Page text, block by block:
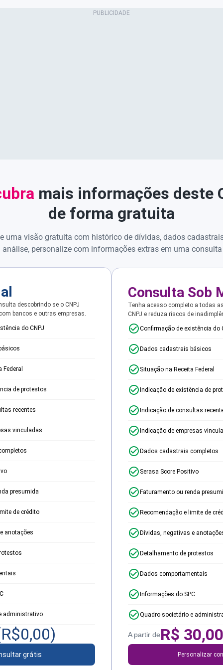
mais informações deste
de forma gratuita
uma visão gratuita com histórico de dívidas, dados
personalize com informações extras em uma
descobrindo se o CNPJ
bancos e outras empresas.
do CNPJ
de protestos
recentes
vinculadas
presumida
de crédito
anotações
administrativo
0,00)
grátis
Consulta Sob
Tenha acesso completo a todas
CNPJ e reduza riscos de
Confirmação de existência do
Dados cadastrais básicos
Situação na Receita Federal
Indicação de existência de
Indicação de consultas
Indicação de empresas
Dados cadastrais completos
Serasa Score Positivo
Faturamento ou renda
Recomendação e limite de
Dívidas, negativas e
Detalhamento de protestos
Dados comportamentais
Informações do SPC
Quadro societário e
A partir deR$ 30,00
Personalizar